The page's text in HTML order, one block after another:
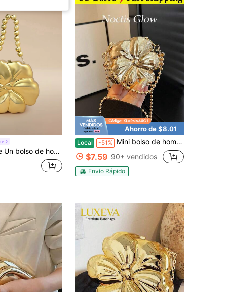
cadena desmontable, hebilla magnética sin forro, bolso de cena con flor de acrílico estilo Y2K, adecuado para mujeres
Ahorro de $8.01
Local -51% Mini bolso de hombro de metal co estampado floral, bolso bandolera brillante, bolso de noche, bolso de cadena para fiestas, bolso de uso diario, bodas, mini bolso, monederos dorados, moneder
$7.59 90+ vendidos
Envío Rápido